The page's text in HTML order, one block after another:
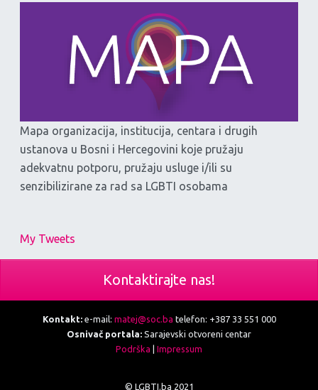
Mapa organizacija, institucija, centara i drugih
ustanova u Bosni i Hercegovini koje pružaju
adekvatnu potporu, pružaju usluge i/ili su
senzibilizirane za rad sa LGBTI osobama
My Tweets
Kontaktirajte nas!
Kontakt:e-mail: matej@soc.ba telefon: +387 33 551 000
Osnivač portala: Sarajevski otvoreni centar
Podrška
Impressum
© LGBTI.ba 2021